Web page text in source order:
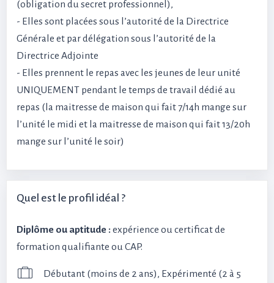
(obligation du secret professionnel),
- Elles sont placées sous l’autorité de la Directrice
Générale et par délégation sous l’autorité de la
Directrice Adjointe
- Elles prennent le repas avec les jeunes de leur unité
UNIQUEMENT pendant le temps de travail dédié au
repas (la maitresse de maison qui fait 7/14h mange sur
l’unité le midi et la maitresse de maison qui fait 13/20h
mange sur l’unité le soir)
Quel est le profil idéal ?
Diplôme ou aptitude : expérience ou certificat de
formation qualifiante ou CAP.
Débutant (moins de 2 ans), Expérimenté (2 à 5